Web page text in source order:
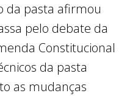
da pasta afirmou
pelo debate da
Constitucional
da pasta
as mudanças